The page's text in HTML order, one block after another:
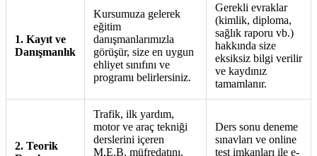
1. Kayıt ve
Danışmanlık
Kursumuza gelerek
eğitim
danışmanlarımızla
görüşür, size en uygun
ehliyet sınıfını ve
programı belirlersiniz.
Gerekli evraklar
(kimlik, diploma,
sağlık raporu vb.)
hakkında size
eksiksiz bilgi verilir
ve kaydınız
tamamlanır.
2. Teorik
Trafik, ilk yardım,
motor ve araç tekniği
derslerini içeren
M.E.B. müfredatını,
Ders sonu deneme
sınavları ve online
test imkanları ile e-